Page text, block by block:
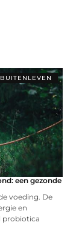
een gezonde
voeding. De
en
probiotica